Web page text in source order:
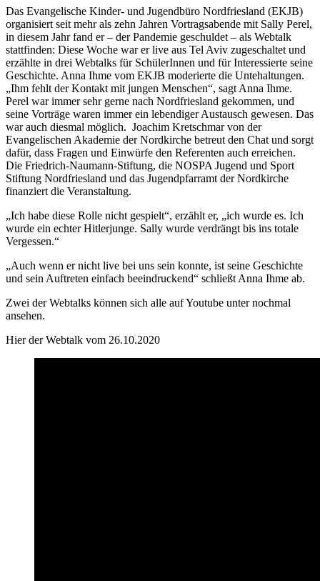
Das Evangelische Kinder- und Jugendbüro Nordfriesland (EKJB)
organisiert seit mehr als zehn Jahren Vortragsabende mit Sally Perel,
in diesem Jahr fand er – der Pandemie geschuldet – als Webtalk
stattfinden: Diese Woche war er live aus Tel Aviv zugeschaltet und
erzählte in drei Webtalks für SchülerInnen und für Interessierte seine
Geschichte. Anna Ihme vom EKJB moderierte die Untehaltungen.
„Ihm fehlt der Kontakt mit jungen Menschen“, sagt Anna Ihme.
Perel war immer sehr gerne nach Nordfriesland gekommen, und
seine Vorträge waren immer ein lebendiger Austausch gewesen. Das
war auch diesmal möglich. Joachim Kretschmar von der
Evangelischen Akademie der Nordkirche betreut den Chat und sorgt
dafür, dass Fragen und Einwürfe den Referenten auch erreichen.
Die Friedrich-Naumann-Stiftung, die NOSPA Jugend und Sport
Stiftung Nordfriesland und das Jugendpfarramt der Nordkirche
finanziert die Veranstaltung.
„Ich habe diese Rolle nicht gespielt“, erzählt er, „ich wurde es. Ich
wurde ein echter Hitlerjunge. Sally wurde verdrängt bis ins totale
Vergessen.“
„Auch wenn er nicht live bei uns sein konnte, ist seine Geschichte
und sein Auftreten einfach beeindruckend“ schließt Anna Ihme ab.
Zwei der Webtalks können sich alle auf Youtube unter nochmal
ansehen.
Hier der Webtalk vom 26.10.2020